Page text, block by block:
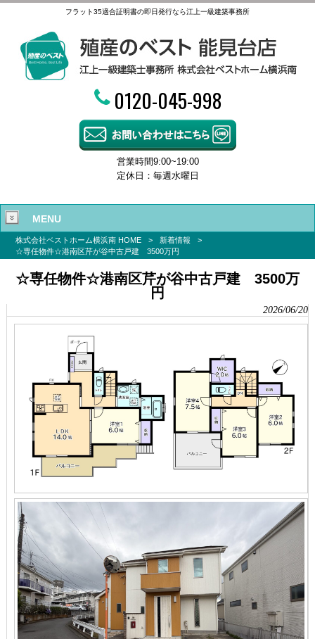
フラット35適合証明書の即日発行なら江上一級建築事務所
0120-045-998
営業時間9:00~19:00
定休日：毎週水曜日
MENU
株式会社ベストホーム横浜南 HOME > 新着情報
>
☆専任物件☆港南区芹が谷中古戸建 3500万円
☆専任物件☆港南区芹が谷中古戸建 3500万
円
2026/06/20